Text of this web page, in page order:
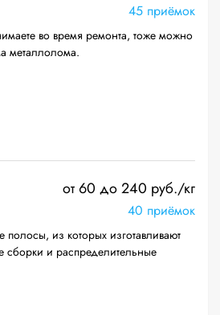
45 приёмок
во время ремонта, тоже можно
металлолома.
от 60 до 240 руб./кг
40 приёмок
полосы, из которых изготавливают
и распределительные